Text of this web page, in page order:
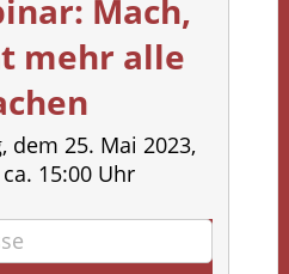
Mach,
mehr alle
dem 25. Mai 2023,
15:00 Uhr